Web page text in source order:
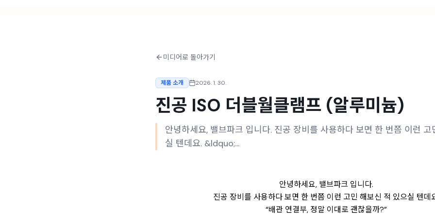
미디어로 돌아가기
제품 소개 2026. 1. 30.
진공 ISO 더블월클램프 (알루미늄)
안녕하세요, 밸브파크 입니다. 진공 장비를 사용하다 보면 한 번쯤 이런
실 텐데요. &ldquo;...
안녕하세요, 밸브파크 입니다.
진공 장비를 사용하다 보면 한 번쯤 이런 고민 해보신 적 있으실 텐데
“배관 연결부, 정말 이대로 괜찮을까?”